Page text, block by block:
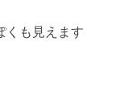
くも見えます